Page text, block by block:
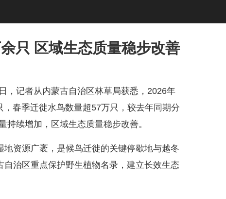
只 区域生态质量稳步改善
记者从内蒙古自治区林草局获悉，2026年
春季迁徙水鸟数量超57万只，较去年同期分
续增加，区域生态质量稳步改善。
资源广袤，是候鸟迁徙的关键停歇地与越冬
治区重点保护野生植物名录，建立长效生态